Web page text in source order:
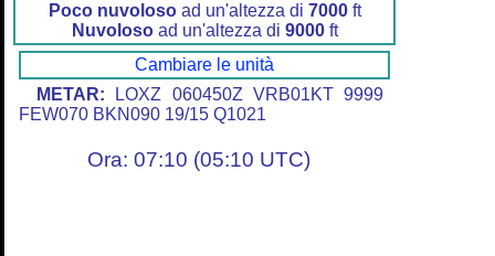
Poco nuvolosoad un'altezza di 7000ft
Nuvolosoad un'altezza di 9000ft
Cambiare le unità
METAR: LOXZ 060450Z VRB01KT 9999
FEW070 BKN090 19/15 Q1021
Ora: 07:10 (05:10 UTC)